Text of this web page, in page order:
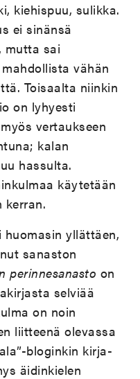
kiehispuu, sulikka.
ei sinänsä
mutta sai
vähän
Toisaalta niinkin
on lyhyesti
vertaukseen
kalan
hassulta.
käytetään
kerran.
yllättäen,
sanaston
perinnesanasto on
selviää
on noin
liitteenä olevassa
bloginkin kirja-
äidinkielen